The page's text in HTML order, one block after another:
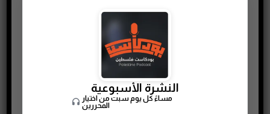
النشرة الأسبوعية
مساءً كل يوم سبت من اختيار
المحررين